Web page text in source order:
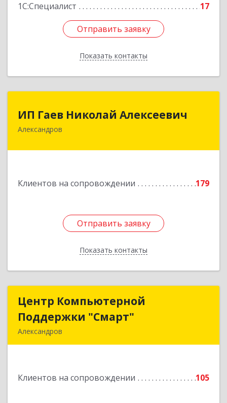
1С:Специалист
17
Отправить заявку
Показать контакты
Отправить заявку
Назад
ИП Гаев Николай Алексеевич
Александров
Клиентов на сопровождении 179
Отправить заявку
Показать контакты
ИП Гаев Николай Алексеевич
601650, Владимирская обл, Александровский р-
Отправить заявку
Назад
Центр Компьютерной
Поддержки "Смарт"
Александров
Клиентов на сопровождении 105
Центр Компьютерной
Поддержки "Смарт"